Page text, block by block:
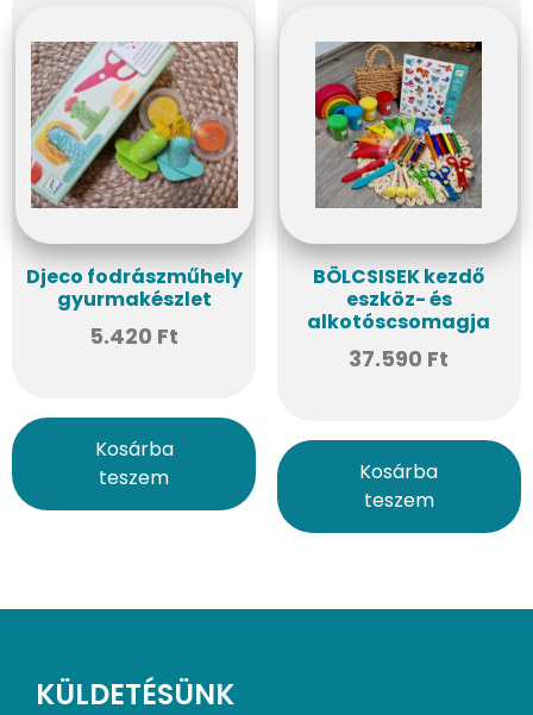
Djeco fodrászműhely
gyurmakészlet
5.420 Ft
Kosárba
teszem
BÖLCSISEK kezdő
eszköz- és
alkotóscsomagja
37.590 Ft
Kosárba
teszem
KÜLDETÉSÜNK